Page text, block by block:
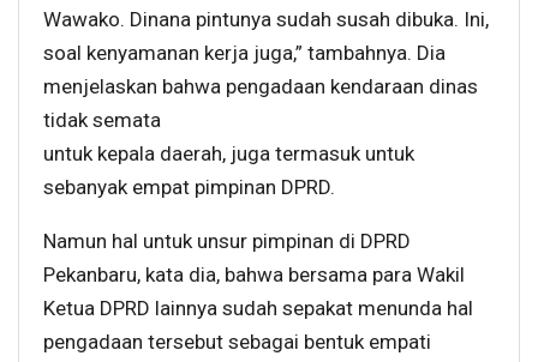
Wawako. Dinana pintunya sudah susah dibuka. Ini,
soal kenyamanan kerja juga,” tambahnya. Dia
menjelaskan bahwa pengadaan kendaraan dinas
tidak semata
untuk kepala daerah, juga termasuk untuk
sebanyak empat pimpinan DPRD.
Namun hal untuk unsur pimpinan di DPRD
Pekanbaru, kata dia, bahwa bersama para Wakil
Ketua DPRD lainnya sudah sepakat menunda hal
pengadaan tersebut sebagai bentuk empati